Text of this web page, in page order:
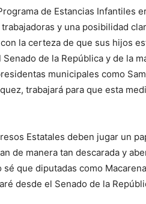
de Estancias Infantiles
y una posibilidad
la certeza de que sus hijos
de la República y de la
municipales como
trabajará para que esta
Estatales deben jugar un
de manera tan descarada y
que diputadas como
desde el Senado de la